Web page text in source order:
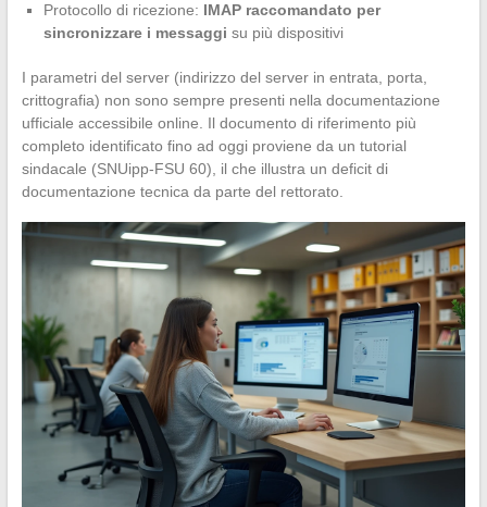
Protocollo di ricezione: IMAP raccomandato per
sincronizzare i messaggi su più dispositivi
I parametri del server (indirizzo del server in entrata, porta,
crittografia) non sono sempre presenti nella documentazione
ufficiale accessibile online. Il documento di riferimento più
completo identificato fino ad oggi proviene da un tutorial
sindacale (SNUipp-FSU 60), il che illustra un deficit di
documentazione tecnica da parte del rettorato.